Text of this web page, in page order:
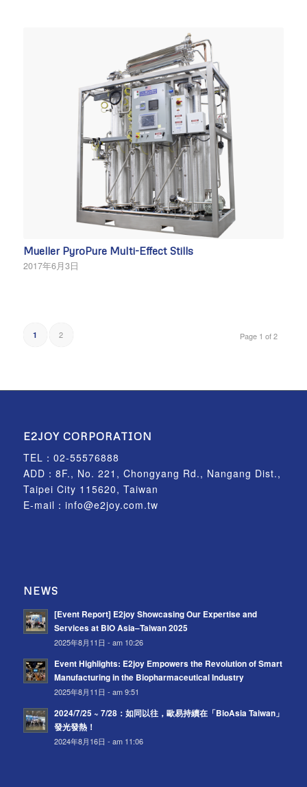
Mueller PyroPure Multi-Effect Stills
2017年6月3日
Page 1 of 2
1 2
E2JOY CORPORATION
TEL： 02-55576888
ADD：8F., No. 221, Chongyang Rd., Nangang Dist.,
Taipei City 115620, Taiwan
E-mail： info@e2joy.com.tw
NEWS
[Event Report] E2joy Showcasing Our Expertise and
Services at BIO Asia–Taiwan 2025
2025年8月11日 - am 10:26
Event Highlights: E2joy Empowers the Revolution of Smart
Manufacturing in the Biopharmaceutical Industry
2025年8月11日 - am 9:51
2024/7/25 ~ 7/28：如同以往，歐易持續在「BioAsia Taiwan」
發光發熱！
2024年8月16日 - am 11:06